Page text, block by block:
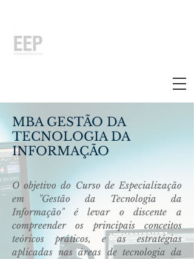
MBA GESTÃO DA
TECNOLOGIA DA
INFORMAÇÃO
O objetivo do Curso de Especialização
em "Gestão da Tecnologia da
Informação" é levar o discente a
compreender os principais conceitos
teóricos práticos, e as estratégias
aplicadas nas áreas de tecnologia da